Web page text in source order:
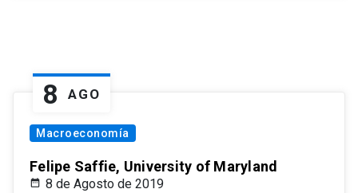
8 AGO
Macroeconomía
Felipe Saffie, University of Maryland
8 de Agosto de 2019